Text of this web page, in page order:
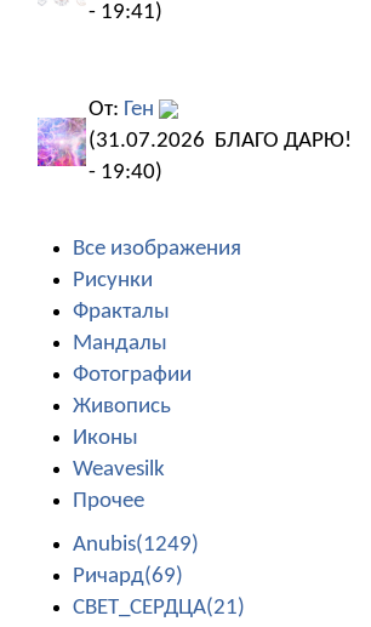
- 19:41)
От: Ген
(31.07.2026
- 19:40)
БЛАГО ДАРЮ!
Все изображения
Рисунки
Фракталы
Мандалы
Фотографии
Живопись
Иконы
Weavesilk
Прочее
Anubis(1249)
Ричард(69)
СВЕТ_СЕРДЦА(21)